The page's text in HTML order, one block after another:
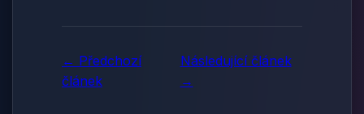
← Předchozí
článek
Následující článek
→